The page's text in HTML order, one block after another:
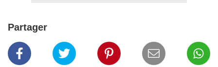
Partager